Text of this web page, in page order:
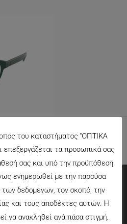
πληρωμής
του καταστήματος "ΟΠΤΙΚΑ
τα προσωπικά σας
σας και υπό την προϋπόθεση
ενημερωθεί με την παρούσα
των δεδομένων, τον σκοπό, την
και τους αποδέκτες αυτών. Η
να ανακληθεί ανά πάσα στιγμή.